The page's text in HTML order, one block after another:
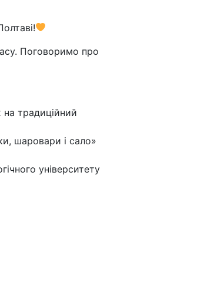
Поговоримо про
на традиційний
шаровари і сало»
університету